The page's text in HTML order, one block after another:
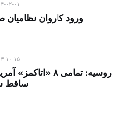
۱۴۰۴-
ورود کاروان
۱۴۰۳-
روسیه: تمامی ۸
ساقط